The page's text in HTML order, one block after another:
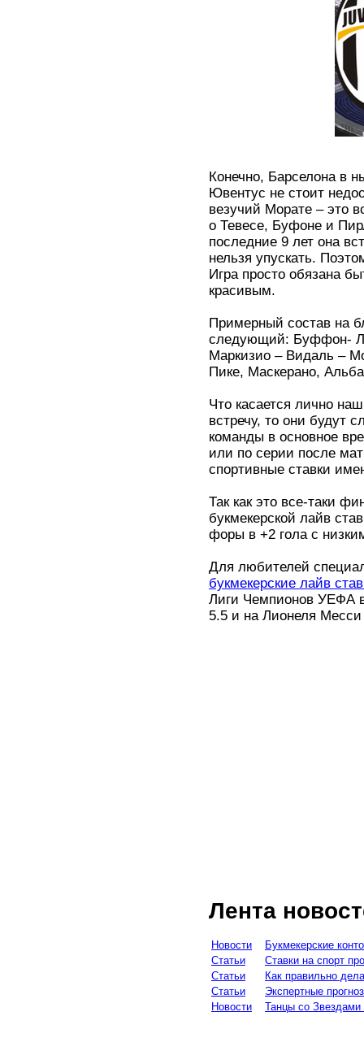
Конечно, Барселона в
Ювентус не стоит
везучий Морате – это
о Тевесе, Буфоне и
последние 9 лет она
нельзя упускать.
Игра просто обязана
красивым.
Примерный состав на
следующий: Буффон-
Маркизио – Видаль –
Пике, Маскерано,
Что касается лично
встречу, то они будут
команды в основное
или по серии после
спортивные ставки
Так как это все-таки
букмекерской лайв
форы в +2 гола с
Для любителей
букмекерские лайв
Лиги Чемпионов УЕФА
5.5 и на Лионеля
Лента
Новости
Букмекерские
Статьи
Ставки на спорт
Статьи
Как правильно
Статьи
Экспертные
Новости
Танцы со